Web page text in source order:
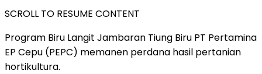
SCROLL TO RESUME CONTENT
Program Biru Langit Jambaran Tiung Biru PT Pertamina
EP Cepu (PEPC) memanen perdana hasil pertanian
hortikultura.